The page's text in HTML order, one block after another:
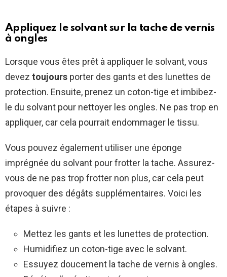
Appliquez le solvant sur la tache de vernis
à ongles
Lorsque vous êtes prêt à appliquer le solvant, vous
devez toujours porter des gants et des lunettes de
protection. Ensuite, prenez un coton-tige et imbibez-
le du solvant pour nettoyer les ongles. Ne pas trop en
appliquer, car cela pourrait endommager le tissu.
Vous pouvez également utiliser une éponge
imprégnée du solvant pour frotter la tache. Assurez-
vous de ne pas trop frotter non plus, car cela peut
provoquer des dégâts supplémentaires. Voici les
étapes à suivre :
Mettez les gants et les lunettes de protection.
Humidifiez un coton-tige avec le solvant.
Essuyez doucement la tache de vernis à ongles.